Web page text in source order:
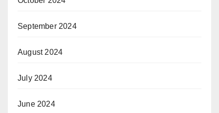
September 2024
August 2024
July 2024
June 2024